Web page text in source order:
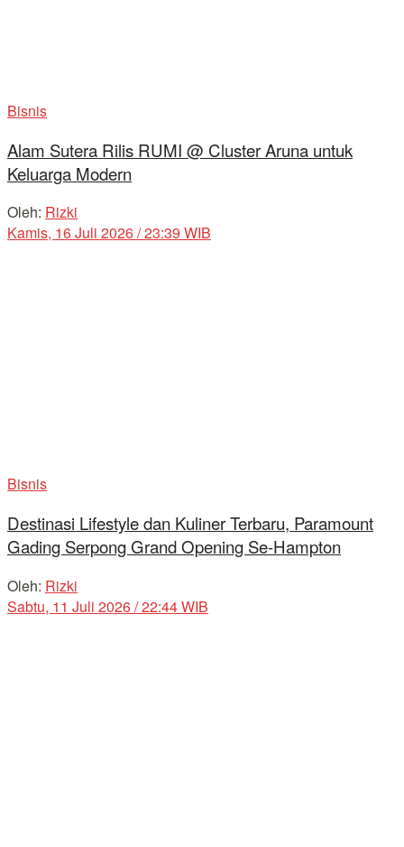
Bisnis
Alam Sutera Rilis RUMI @ Cluster Aruna untuk
Keluarga Modern
Oleh: Rizki
Kamis, 16 Juli 2026 / 23:39 WIB
Bisnis
Destinasi Lifestyle dan Kuliner Terbaru, Paramount
Gading Serpong Grand Opening Se-Hampton
Oleh: Rizki
Sabtu, 11 Juli 2026 / 22:44 WIB